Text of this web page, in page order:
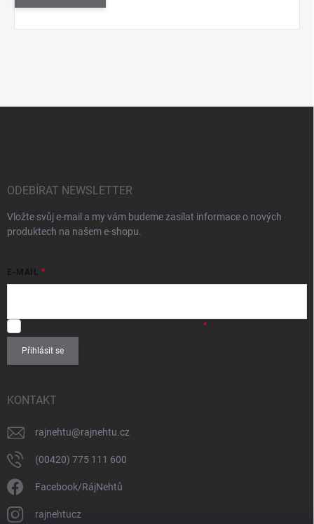
ODEBÍRAT NEWSLETTER
Vložte svůj e-mail a my vám budeme zasílat informace o nových
produktech na našem e-shopu.
E-MAIL
Přihlásit se
KONTAKT
rajnehtu@rajnehtu.cz
(00420) 775 111 600
Facebook/RájNehtů
rajnehtucz